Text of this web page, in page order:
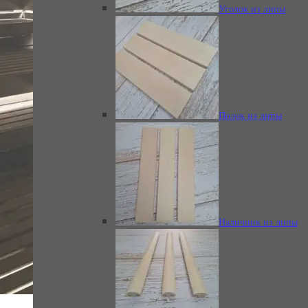
профиле софтлайн
угловой полок
липы
Уголок из липы
Полок из липы
Наличник из липы